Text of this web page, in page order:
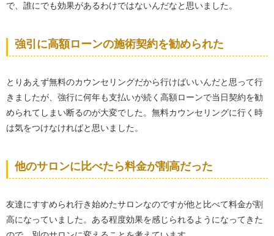
で、誰にでも効果があるわけではないんだなと思いました。
強引に高額ローンの施術契約を勧められた
とりあえず無料のカウンセリングだから行けばいいんだと思って行
きましたが、強行に何年も支払いが続く高額ローンで当日契約を勧
められてしまい断るのが大変でした。無料カウンセリングに行く時
は気をつけなければと思いました。
他のサロンに比べたら料金が割高だった
友達にすすめられ行き始めたサロンなのですが他と比べて料金が割
高になっていました。ある程度効果を感じられるようになってきた